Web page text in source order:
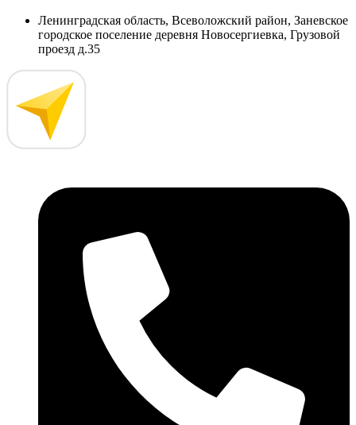
Ленинградская область, Всеволожский район, Заневское
городское поселение деревня Новосергиевка, Грузовой
проезд д.35